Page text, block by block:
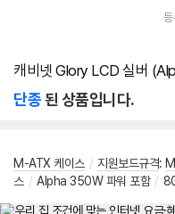
캐비넷 Glory LCD 실버
단종된 상품입니다.
M-ATX 케이스 / 지원보드규격:
스 / Alpha 350W 파워 포함 /